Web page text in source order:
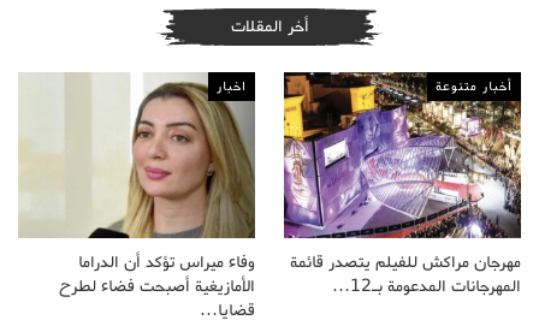
أخر المقلات
أخبار متنوعة
مهرجان مراكش للفيلم يتصدر قائمة
المهرجانات المدعومة بـ12…
اخبار
وفاء ميراس تؤكد أن الدراما
الأمازيغية أصبحت فضاء لطرح
قضايا…